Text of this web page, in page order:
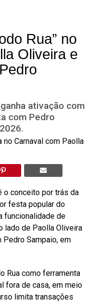
Rua” no
Oliveira e
ativação com
com Pedro
o conceito por trás da
festa popular do
funcionalidade de
lado de Paolla Oliveira
Sampaio, em
Rua como ferramenta
fora de casa, em meio
limita transações